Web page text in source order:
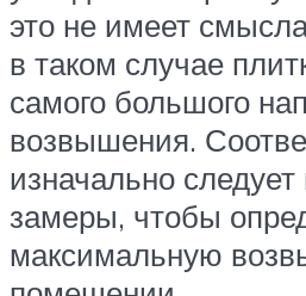
это не имеет
в таком случае
самого большого
возвышения.
изначально следует
замеры, чтобы
максимальную